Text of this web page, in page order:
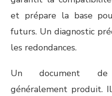
et prépare la base
futurs. Un diagnostic
les redondances.
Un document de
généralement produit.